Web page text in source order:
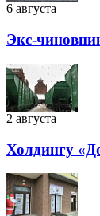
6 августа
Экс-
2 августа
Холдингу